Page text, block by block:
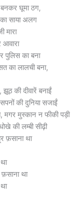
घूमा ठग,
साया अलग
मारा
आवारा
पुलिस का बना
का लालची बना,
झूठ की दीवारें बनाईं
की दुनिया सजाईं
मगर मुस्कान न फीकी पड़ी
की लम्बी सीढ़ी
फ़साना था
फ़साना था